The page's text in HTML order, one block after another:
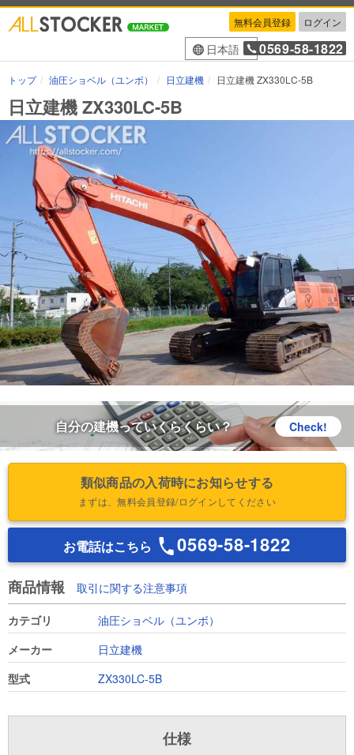
無料会員登録 ログイン
日本語 0569-58-1822
トップ 油圧ショベル（ユンボ） 日立建機 日立建機 ZX330LC-5B
日立建機 ZX330LC-5B
自分の建機っていくらくらい？ Check!
類似商品の入荷時にお知らせする
まずは、無料会員登録/ログインしてください
お電話はこちら 0569-58-1822
商品情報 取引に関する注意事項
カテゴリ
油圧ショベル（ユンボ）
メーカー
日立建機
型式
ZX330LC-5B
仕様